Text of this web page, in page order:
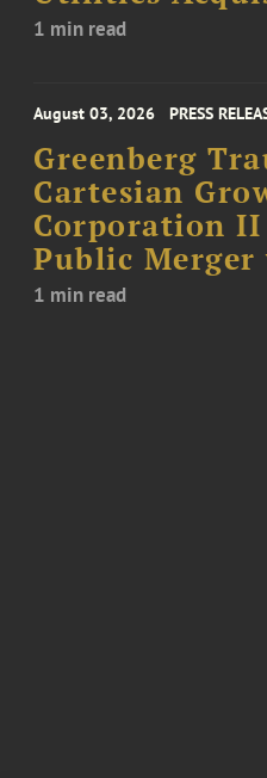
1 min read
August 03, 2026 PRESS
Greenberg
Cartesian
Corporation II
Public
1 min read